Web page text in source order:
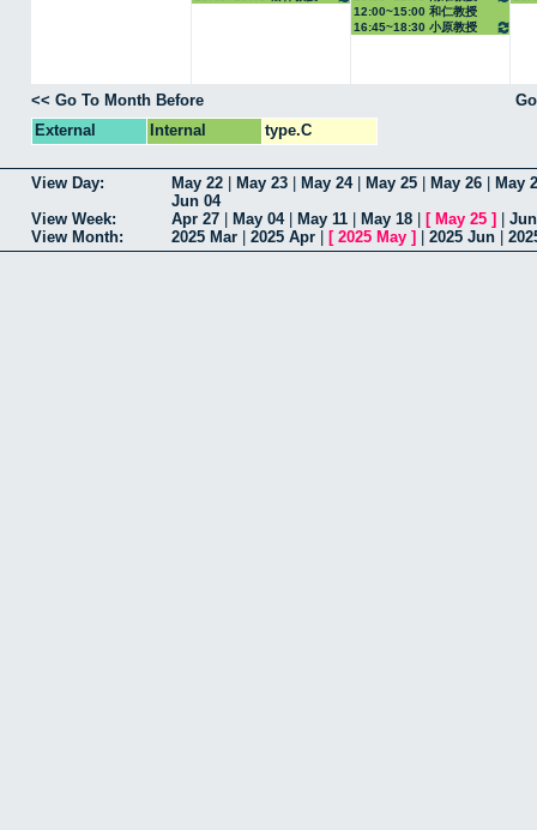
12:00~15:00 和仁教授
16:45~18:30 小原教授
<< Go To Month Before
External
Internal type.C
View Day: May 22 May 23 May 24| May 25 May 26
May
Jun 04
View Week:
Apr 27 May 04| May 11 May 18 [ May 25 ]
View Month:
2025 Mar 2025 Apr [ 2025 May ] 2025 Jun